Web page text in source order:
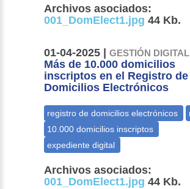
Archivos asociados:
001_DomElect1.jpg 44 Kb.
01-04-2025 |GESTIÓN DIGITAL
Más de 10.000 domicilios
inscriptos en el Registro de
Domicilios Electrónicos
Archivos asociados:
001_DomElect1.jpg 44 Kb.